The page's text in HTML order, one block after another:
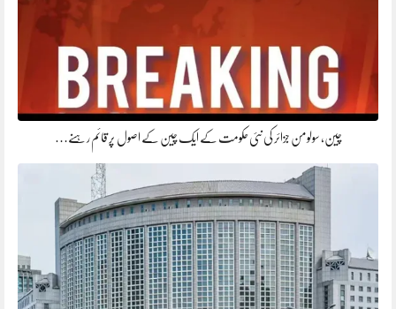
چین، سولومن جزائر کی نئی حکومت کے ایک چین کے اصول پر قائم رہنے…